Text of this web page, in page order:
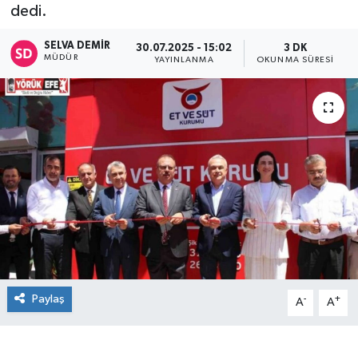
dedi.
SELVA DEMIR
MÜDÜR
30.07.2025 - 15:02
YAYINLANMA
3 DK
OKUNMA SÜRESI
Paylaş A- A+